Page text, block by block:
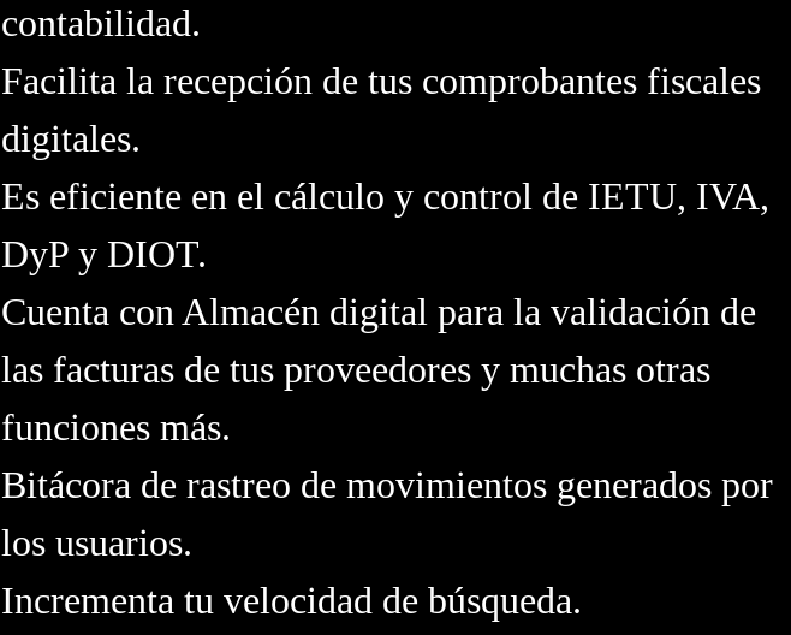
contabilidad.
Facilita la recepción de tus comprobantes fiscales
digitales.
Es eficiente en el cálculo y control de IETU, IVA,
DyP y DIOT.
Cuenta con Almacén digital para la validación de
las facturas de tus proveedores y muchas otras
funciones más.
Bitácora de rastreo de movimientos generados por
los usuarios.
Incrementa tu velocidad de búsqueda.